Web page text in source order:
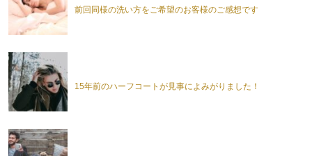
前回同様の洗い方をご希望のお客様のご感想です
15年前のハーフコートが見事によみがりました！